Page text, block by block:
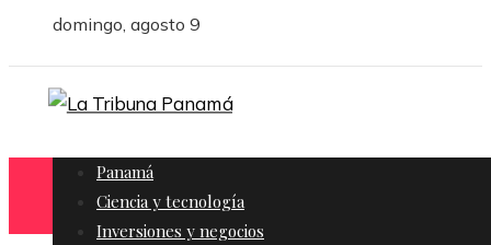
domingo, agosto 9
Panamá
Ciencia y tecnología
Inversiones y negocios